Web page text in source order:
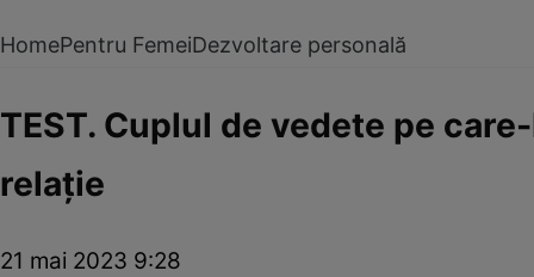
HomePentru FemeiDezvoltare personală
TEST. Cuplul de vedete pe
relație
21 mai 2023 9:28